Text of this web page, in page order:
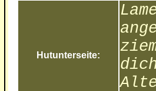
Hutunterseite: